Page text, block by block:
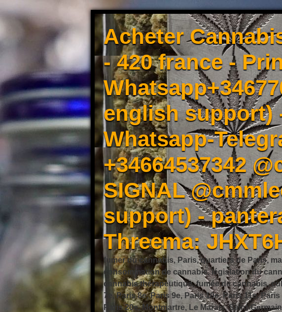
Acheter
- 420 france -
english support)
Whatsapp-
+34664537342
SIGNAL
support) -
Threema:
fumer du cannabis, Paris, quartiers de Paris,
consommation de cannabis, législation du
cannabis thérapeutique, fumée de cannabis,
7e, Paris 8e, Paris 9e, Paris 10e, Paris 11e,
Paris 20e, Montmartre, Le Marais, Saint-